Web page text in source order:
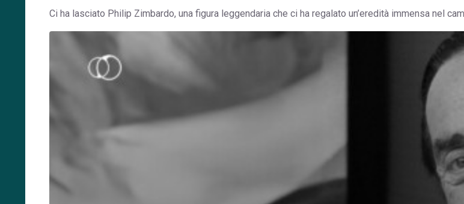
Ci ha lasciato Philip Zimbardo, una figura leggendaria che ci ha regalato un’eredità immensa nel